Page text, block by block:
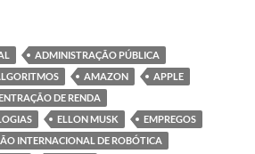
ADMINISTRAÇÃO PÚBLICA
AMAZON
APPLE
DE RENDA
ELLON MUSK
EMPREGOS
INTERNACIONAL DE ROBÓTICA